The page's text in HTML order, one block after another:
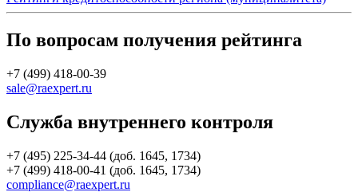
По вопросам получения рейтинга
+7 (499) 418-00-39
sale@raexpert.ru
Служба внутреннего контроля
+7 (495) 225-34-44 (доб. 1645, 1734)
+7 (499) 418-00-41 (доб. 1645, 1734)
compliance@raexpert.ru